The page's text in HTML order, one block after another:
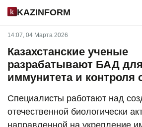
KAZINFORM
14:07, 04 Марта 2026
Казахстанские ученые
разрабатывают БАД
иммунитета и контроля
Специалисты работают над
отечественной биологически
направленной на укрепление